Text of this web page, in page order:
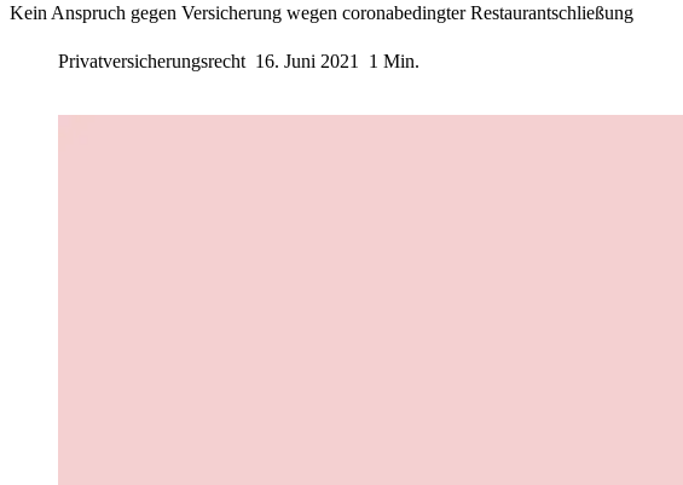
Kein Anspruch gegen Versicherung wegen coronabedingter Restaurantschließung
Privatversicherungsrecht 16. Juni 2021 1 Min.